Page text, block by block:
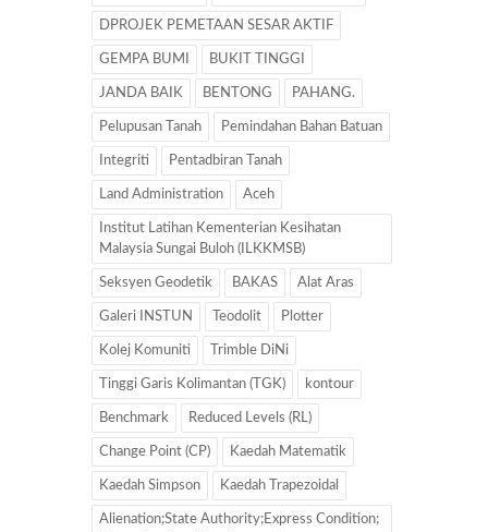
DPROJEK PEMETAAN SESAR AKTIF
GEMPA BUMI BUKIT TINGGI
JANDA BAIK BENTONG PAHANG.
Pelupusan Tanah Pemindahan Bahan Batuan
Integriti Pentadbiran Tanah
Land Administration Aceh
Institut Latihan Kementerian Kesihatan
Malaysia Sungai Buloh (ILKKMSB)
Seksyen Geodetik BAKAS Alat Aras
Galeri INSTUN Teodolit Plotter
Kolej Komuniti Trimble DiNi
Tinggi Garis Kolimantan (TGK) kontour
Benchmark Reduced Levels (RL)
Change Point (CP) Kaedah Matematik
Kaedah Simpson Kaedah Trapezoidal
Alienation;State Authority;Express Condition;